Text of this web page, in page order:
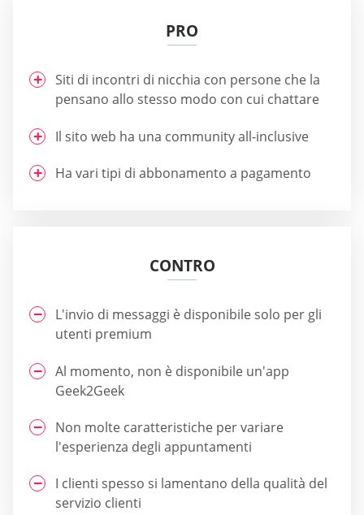
PRO
Siti di incontri di nicchia con persone che la
pensano allo stesso modo con cui chattare
Il sito web ha una community all-inclusive
Ha vari tipi di abbonamento a pagamento
CONTRO
L'invio di messaggi è disponibile solo per gli
utenti premium
Al momento, non è disponibile un'app
Geek2Geek
Non molte caratteristiche per variare
l'esperienza degli appuntamenti
I clienti spesso si lamentano della qualità del
servizio clienti